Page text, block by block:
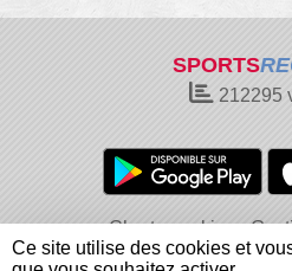
SPORTS
212295
Charte cookies
Informations légales
Ce site utilise des cookies et